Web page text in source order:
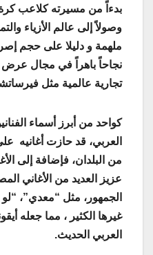
بدءاً من مسيرته كلاعب
وصولاً إلى عالم الأزياء
ملهمة و دليلا على حجم
نجاحاً باهراً في مجال عرض
تجارية عالمية مثل
كواحد من أبرز أسماء
العربي، قد حازت أغانيه
من البلدان، فإضافة إلى
عزيز العديد من الأغاني
الجمهور، مثل “معدي”، “لو
غيرها الكثير ، مما جعله
العربي الحديث.